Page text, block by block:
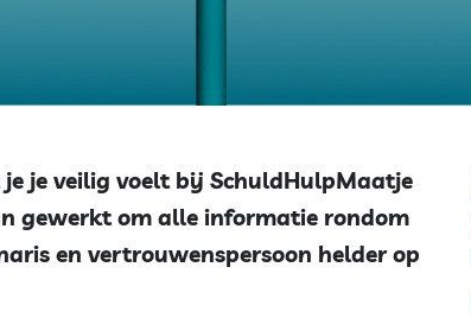
je veilig voelt bij SchuldHulpMaatje
gewerkt om alle informatie rondom
en vertrouwenspersoon helder op